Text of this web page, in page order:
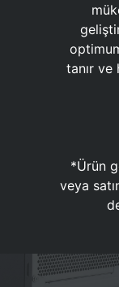
tanır
*Ürün
veya